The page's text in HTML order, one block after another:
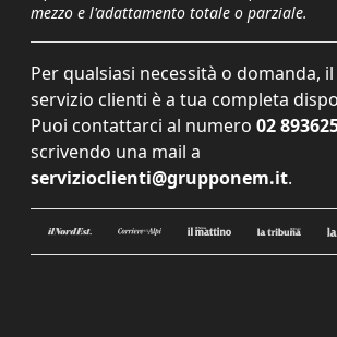
mezzo e l'adattamento totale o parziale.
Per qualsiasi necessità o domanda,
servizio clienti è a tua completa
Puoi contattarci al numero 02
scrivendo una mail a
servizioclienti@grupponem.it.